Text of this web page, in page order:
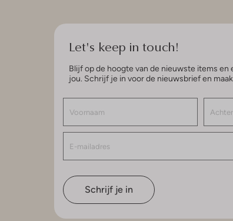
Let's keep in touch!
Blijf op de hoogte van de nieuwste items en
jou. Schrijf je in voor de nieuwsbrief en
Schrijf je in